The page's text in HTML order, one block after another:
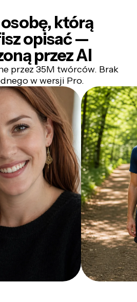
którą
opisać —
przez AI
przez 35M twórców. Brak
w wersji Pro.